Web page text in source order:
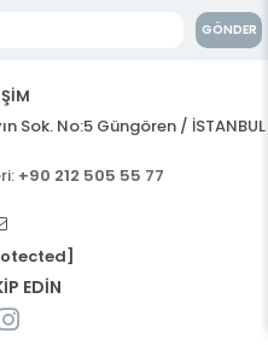
GÖNDER
Sok. No:5 Güngören / İSTANBUL
+90 212 505 55 77
EDİN